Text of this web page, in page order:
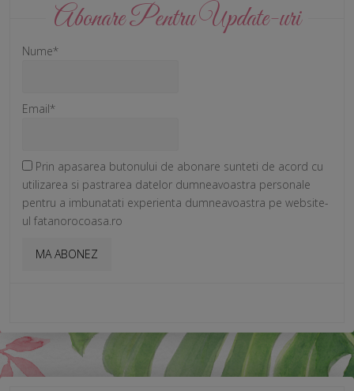
Abonare Pentru Update-uri
Nume*
Email*
Prin apasarea butonului de abonare sunteti de acord cu
utilizarea si pastrarea datelor dumneavoastra personale
pentru a imbunatati experienta dumneavoastra pe website-
ul fatanorocoasa.ro